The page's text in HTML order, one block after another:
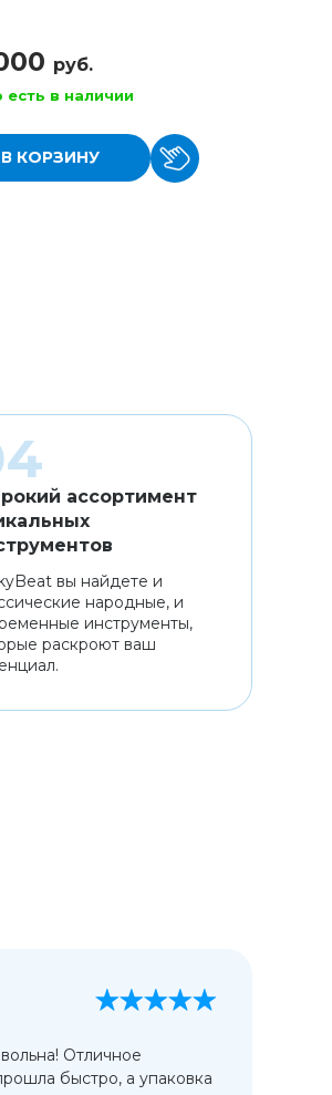
руб.
есть в наличии
В КОРЗИНУ
ассортимент
вы найдете и
народные, и
инструменты,
раскроют ваш
Отличное
быстро, а упаковка